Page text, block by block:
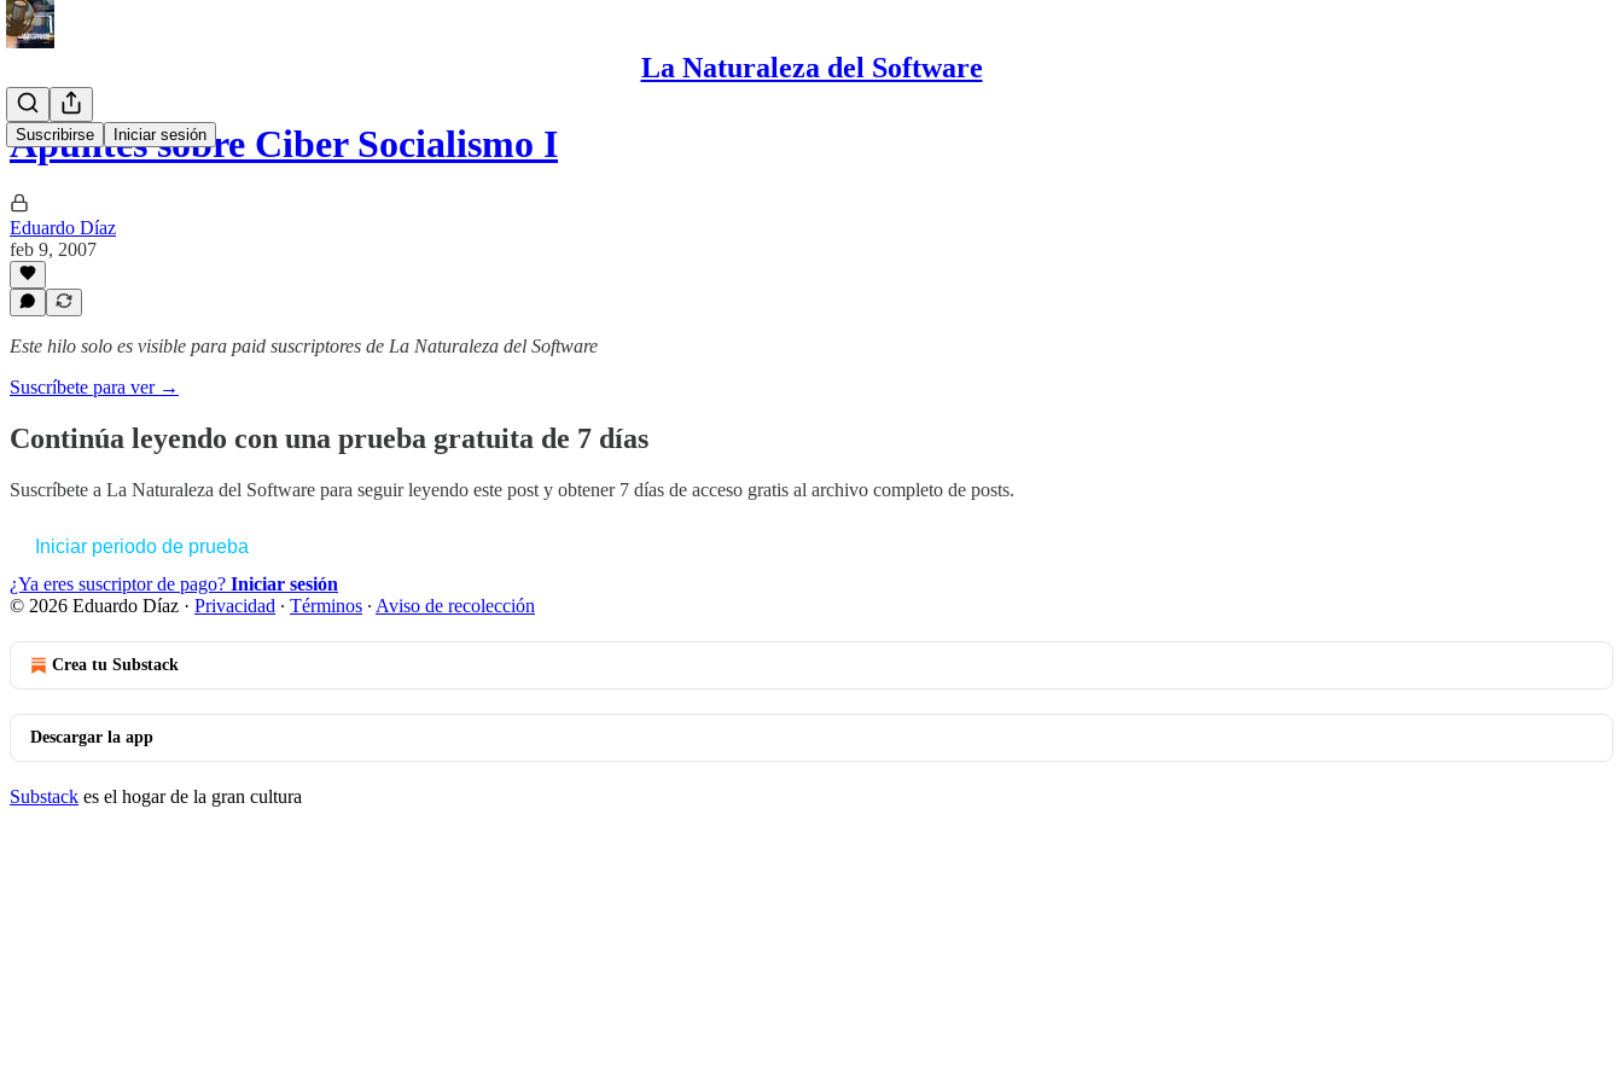
La Naturaleza del Software
Suscribirse Iniciar sesión
Apuntes sobre Ciber Socialismo I
Eduardo Díaz
feb 9, 2007
Este hilo solo es visible para paid suscriptores de La Naturaleza del Software
Suscríbete para ver →
Continúa leyendo con una prueba gratuita de 7 días
Suscríbete a La Naturaleza del Software para seguir leyendo este post y obtener 7 días de acceso gratis al archivo completo de posts.
Iniciar periodo de prueba
¿Ya eres suscriptor de pago? Iniciar sesión
© 2026 Eduardo Díaz · Privacidad ∙ Términos ∙ Aviso de recolección
Crea tu Substack
Descargar la app
Substack es el hogar de la gran cultura